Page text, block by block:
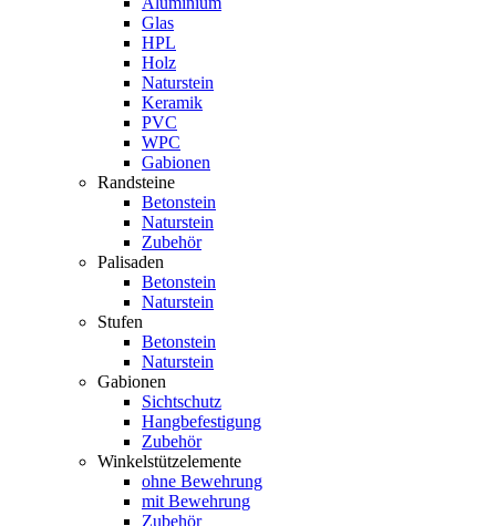
Glas
HPL
Holz
Naturstein
Keramik
PVC
WPC
Gabionen
Randsteine
Betonstein
Naturstein
Zubehör
Palisaden
Betonstein
Naturstein
Stufen
Betonstein
Naturstein
Gabionen
Sichtschutz
Hangbefestigung
Zubehör
Winkelstützelemente
ohne Bewehrung
mit Bewehrung
Zubehör